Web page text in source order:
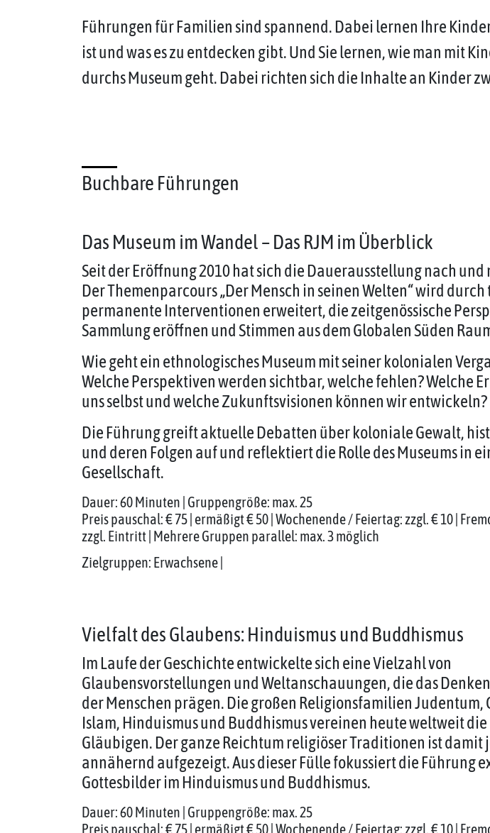
Führungen für Familien sind spannend. Dabei lernen Ihre
ist und was es zu entdecken gibt. Und Sie lernen, wie man mit
durchs Museum geht. Dabei richten sich die Inhalte an Kinder
Buchbare Führungen
Das Museum im Wandel – Das RJM im Überblick
Seit der Eröffnung 2010 hat sich die Dauerausstellung nach
Der Themenparcours „Der Mensch in seinen Welten“ wird
permanente Interventionen erweitert, die zeitgenössische
Sammlung eröffnen und Stimmen aus dem Globalen Süden
Wie geht ein ethnologisches Museum mit seiner kolonialen
Welche Perspektiven werden sichtbar, welche fehlen? Welche
uns selbst und welche Zukunftsvisionen können wir entwickeln?
Die Führung greift aktuelle Debatten über koloniale Gewalt,
und deren Folgen auf und reflektiert die Rolle des Museums in
Gesellschaft.
Dauer: 60 Minuten | Gruppengröße: max. 25
Preis pauschal: € 75 | ermäßigt € 50 | Wochenende / Feiertag: zzgl. € 10 |
zzgl. Eintritt | Mehrere Gruppen parallel: max. 3 möglich
Zielgruppen: Erwachsene |
Vielfalt des Glaubens: Hinduismus und Buddhismus
Im Laufe der Geschichte entwickelte sich eine Vielzahl von
Glaubensvorstellungen und Weltanschauungen, die das
der Menschen prägen. Die großen Religionsfamilien Judentum,
Islam, Hinduismus und Buddhismus vereinen heute weltweit die
Gläubigen. Der ganze Reichtum religiöser Traditionen ist damit
annähernd aufgezeigt. Aus dieser Fülle fokussiert die Führung
Gottesbilder im Hinduismus und Buddhismus.
Dauer: 60 Minuten | Gruppengröße: max. 25
Preis pauschal: € 75 | ermäßigt € 50 | Wochenende / Feiertag: zzgl. € 10 |